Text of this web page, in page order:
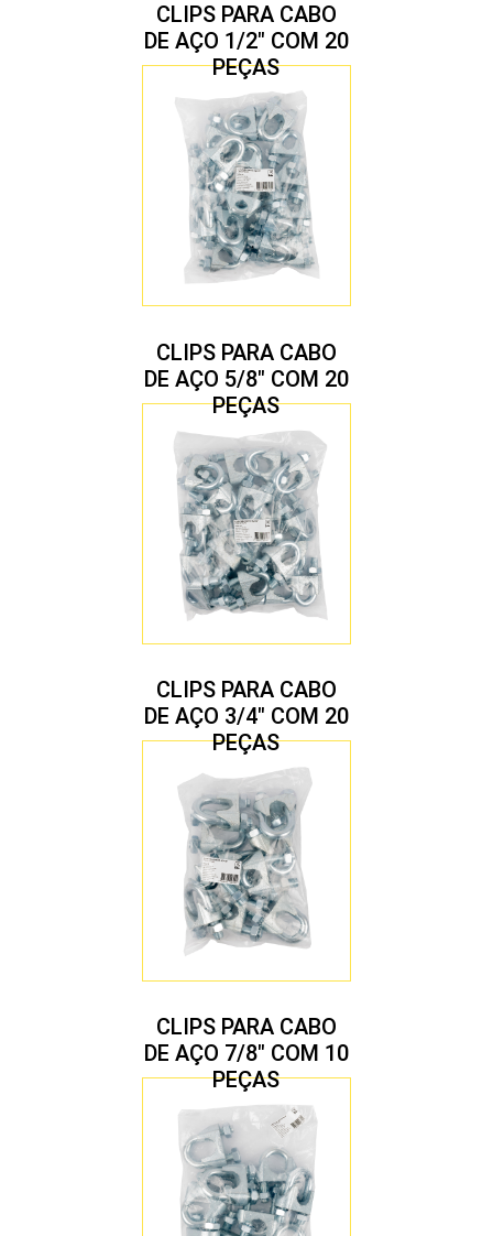
CLIPS PARA CABO
DE AÇO 1/2″ COM 20
PEÇAS
CLIPS PARA CABO
DE AÇO 5/8″ COM 20
PEÇAS
CLIPS PARA CABO
DE AÇO 3/4″ COM 20
PEÇAS
CLIPS PARA CABO
DE AÇO 7/8″ COM 10
PEÇAS